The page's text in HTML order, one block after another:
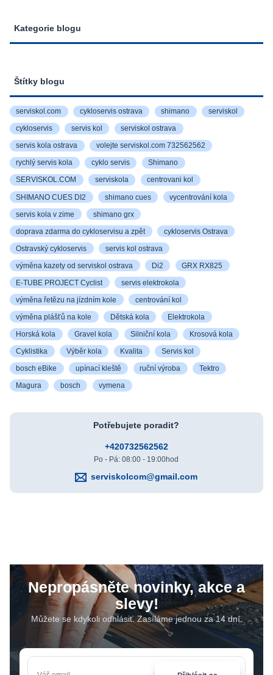
Kategorie blogu
Štítky blogu
serviskol.com cykloservis ostrava shimano serviskol
cykloservis servis kol serviskol ostrava
servis kola ostrava volejte serviskol.com 732562562
rychlý servis kola cyklo servis Shimano
SERVISKOL.COM serviskola centrovani kol
SHIMANO CUES DI2 shimano cues vycentrování kola
servis kola v zime shimano grx
doprava zdarma do cykloservisu a zpět cykloservis Ostrava
Ostravský cykloservis servis kol ostrava
výměna kazety od serviskol ostrava Di2 GRX RX825
E-TUBE PROJECT Cyclist servis elektrokola
výměna řetězu na jízdním kole centrování kol
výměna plášťů na kole Dětská kola Elektrokola
Horská kola Gravel kola Silniční kola Krosová kola
Cyklistika Výběr kola Kvalita Servis kol
bosch eBike upínací kleště ruční výroba Tektro
Magura bosch vymena
Potřebujete poradit?
+420732562562
Po - Pá: 08:00 - 19:00hod
serviskolcom@gmail.com
Nepropásněte novinky, akce a
slevy!
Můžete se kdykoli odhlásit. Zasíláme jednou za 14 dní.